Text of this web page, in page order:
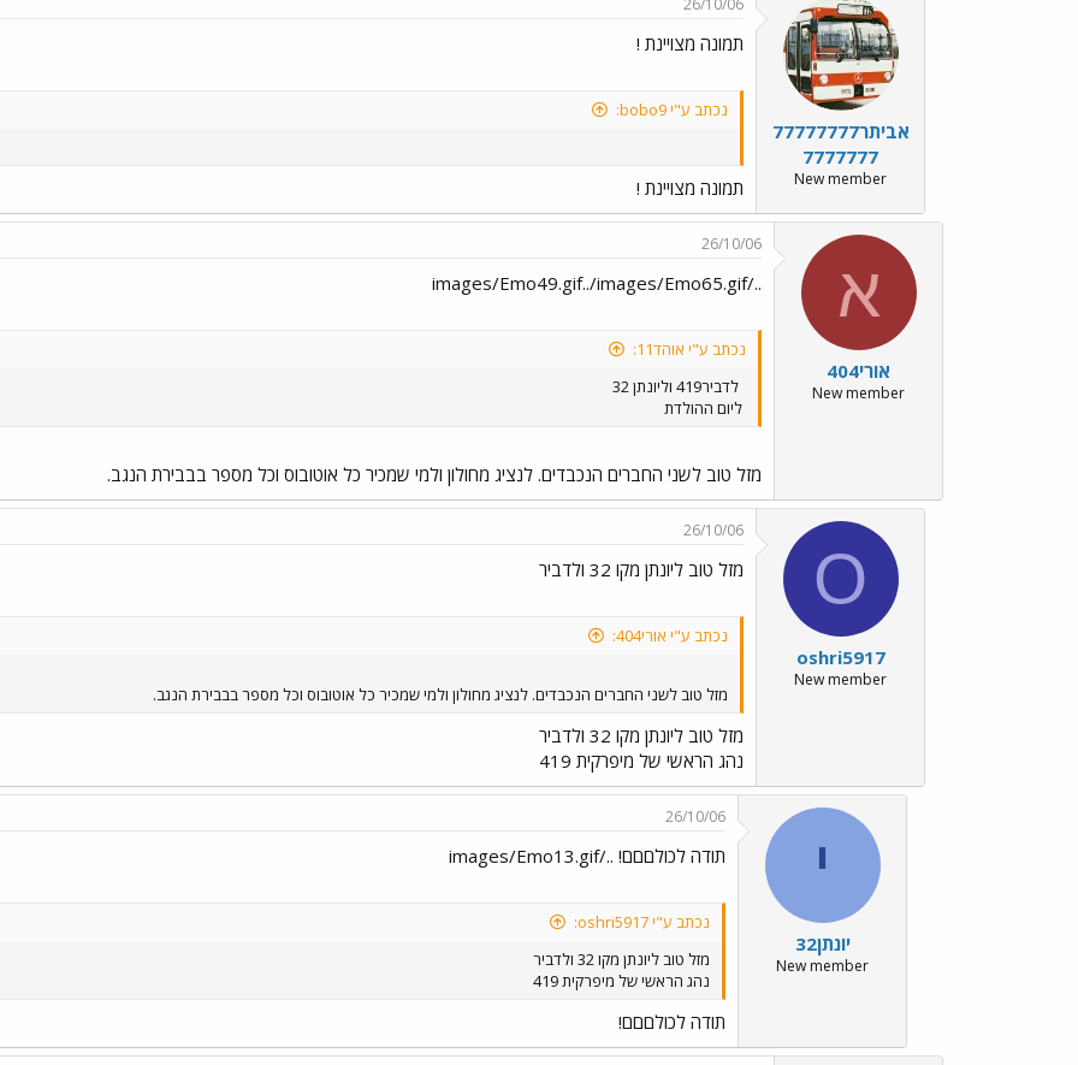
אביתר77777777
7777777
New member
תמונה מצויינת !
נכתב ע"י bobo9:
תמונה מצויינת !
א
אורי404
New member
26/10/06
../images/Emo49.gif../images/Emo65.gif
נכתב ע"י אוהד11:
לדביר419 וליונתן 32
ליום ההולדת
מזל טוב לשני החברים הנכבדים. לנציג מחולון ולמי שמכיר כל אוטובוס וכל מספר בבבירת הנגב.
O
oshri5917
New member
26/10/06
מזל טוב ליונתן מקו 32 ולדביר
נכתב ע"י אורי404:
מזל טוב לשני החברים הנכבדים. לנציג מחולון ולמי שמכיר כל אוטובוס וכל מספר בבבירת הנגב.
מזל טוב ליונתן מקו 32 ולדביר
נהג הראשי של מיפרקית 419
י
יונתן32
New member
26/10/06
תודה לכולםםם! ../images/Emo13.gif
נכתב ע"י oshri5917:
מזל טוב ליונתן מקו 32 ולדביר
נהג הראשי של מיפרקית 419
תודה לכולםםם!